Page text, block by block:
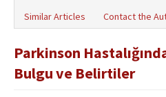
Similar Articles
Contact the
Parkinson
Bulgu ve Belirtiler